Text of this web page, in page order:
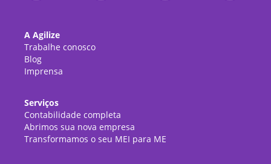
A Agilize
Trabalhe conosco
Blog
Imprensa
Serviços
Contabilidade completa
Abrimos sua nova empresa
Transformamos o seu MEI para ME